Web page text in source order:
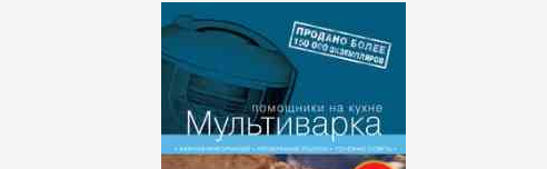
Делопроизводство